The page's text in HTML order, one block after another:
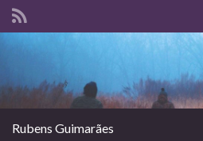
Rubens Guimarães